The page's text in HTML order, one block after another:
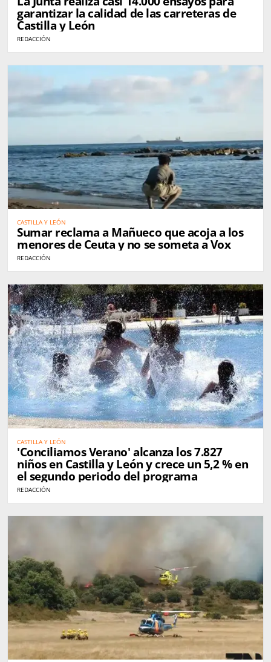
garantizar la calidad de las carreteras de
Castilla y León
REDACCIÓN
CASTILLA Y LEÓN
Sumar reclama a Mañueco que acoja a los
menores de Ceuta y no se someta a Vox
REDACCIÓN
CASTILLA Y LEÓN
'Conciliamos Verano' alcanza los 7.827
niños en Castilla y León y crece un 5,2 % en
el segundo periodo del programa
REDACCIÓN